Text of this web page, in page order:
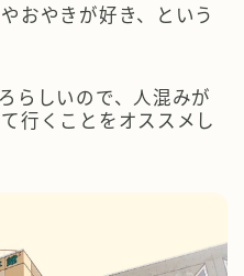
おやきが好き、という
らしいので、人混みが
行くことをオススメし